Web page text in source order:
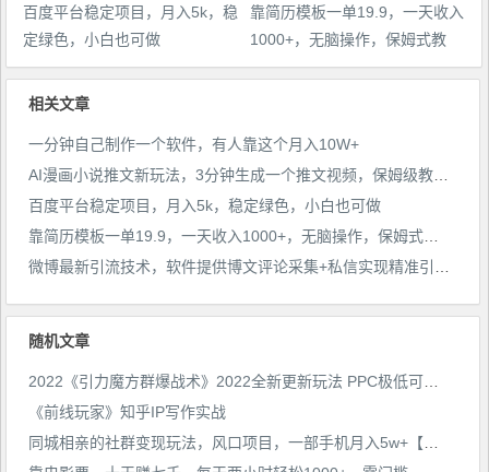
百度平台稳定项目，月入5k，稳
定绿色，小白也可做
靠简历模板一单19.9，一天收入
1000+，无脑操作，保姆式教
学，首选网赚副业！
相关文章
一分钟自己制作一个软件，有人靠这个月入10W+
百度平台稳定项目，月入5k，稳定绿色，小白也可做
随机文章
《前线玩家》知乎IP写作实战